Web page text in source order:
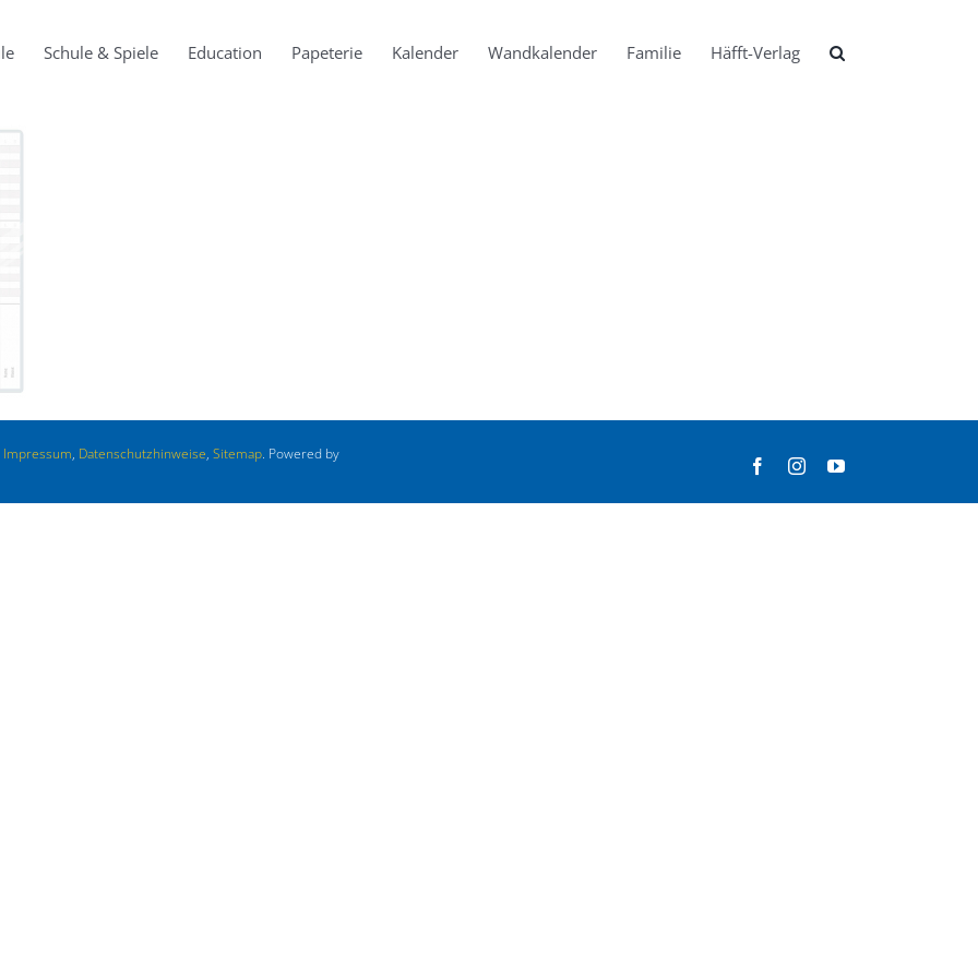
Schule & Spiele Education Papeterie Kalender Wandkalender Familie Häfft-Verlag
Impressum, Datenschutzhinweise, Sitemap. Powered by
FacebookInstagramYouTube